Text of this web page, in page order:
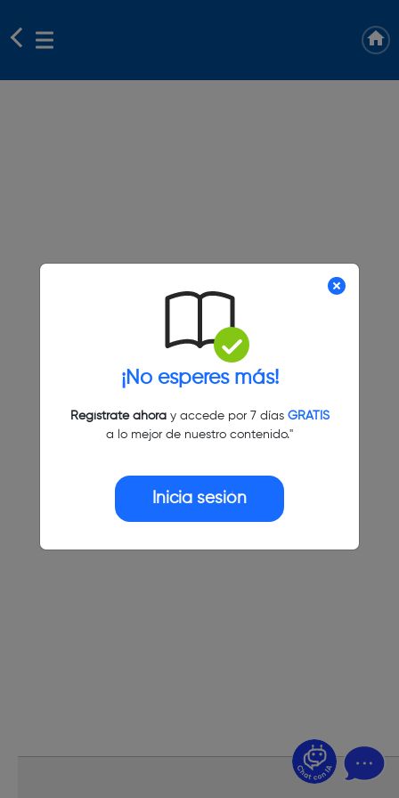
¡No esperes más!
Regístrate ahoray accede por 7 días GRATIS
a lo mejor de nuestro contenido."
Inicia sesión